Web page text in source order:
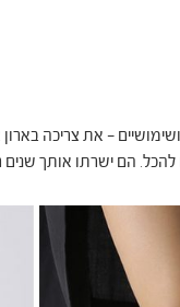
– את צריכה
הם ישרתו אותך